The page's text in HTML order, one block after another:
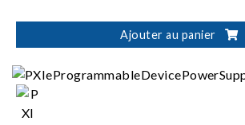
Ajouter au panier